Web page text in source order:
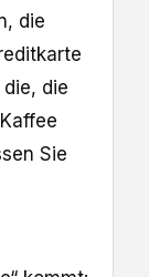
die
die
Sie